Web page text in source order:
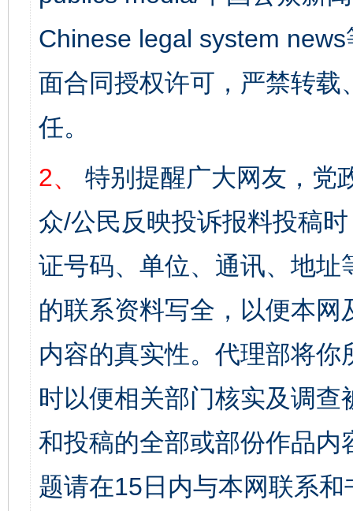
Chinese legal system
面合同授权许可，严禁转
任。
2、
特别提醒广大网友，党
众/公民反映投诉报料投稿
证号码、单位、通讯、地
的联系资料写全，以便本
内容的真实性。代理部将
时以便相关部门核实及调
和投稿的全部或部份作品
题请在15日内与本网联系